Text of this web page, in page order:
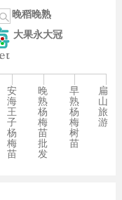
晚稻晚熟
大果永大冠
安
海
王
子
杨
梅
苗
晚
熟
杨
梅
苗
批
发
早
熟
杨
梅
树
苗
扁
山
旅
游